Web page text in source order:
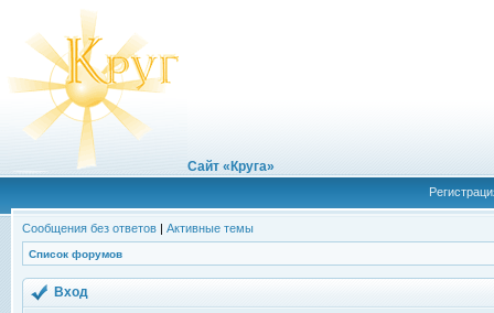
Сайт «Круга»
Сообщения без ответов | Активные темы
Список форумов
Вход